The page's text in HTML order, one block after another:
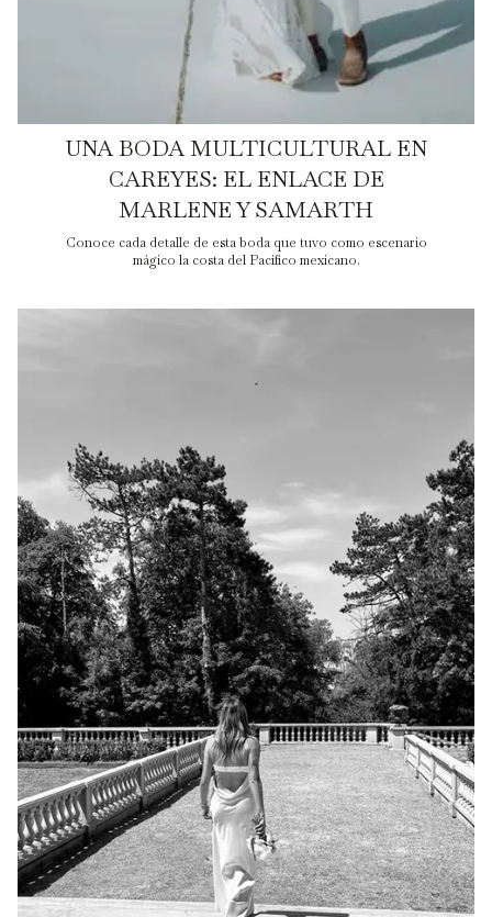
UNA BODA MULTICULTURAL EN
CAREYES: EL ENLACE DE
MARLENE Y SAMARTH
Conoce cada detalle de esta boda que tuvo como escenario
mágico la costa del Pacífico mexicano.